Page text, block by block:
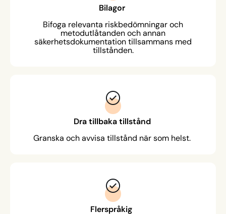
Bilagor
Bifoga relevanta riskbedömningar och
metodutlåtanden och annan
säkerhetsdokumentation tillsammans med
tillstånden.
Dra tillbaka tillstånd
Granska och avvisa tillstånd när som helst.
Flerspråkig